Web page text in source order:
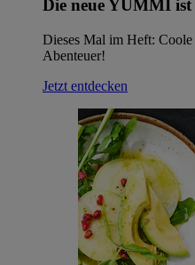
Die neue YUMMI
Dieses Mal im Heft:
Abenteuer!
Jetzt entdecken